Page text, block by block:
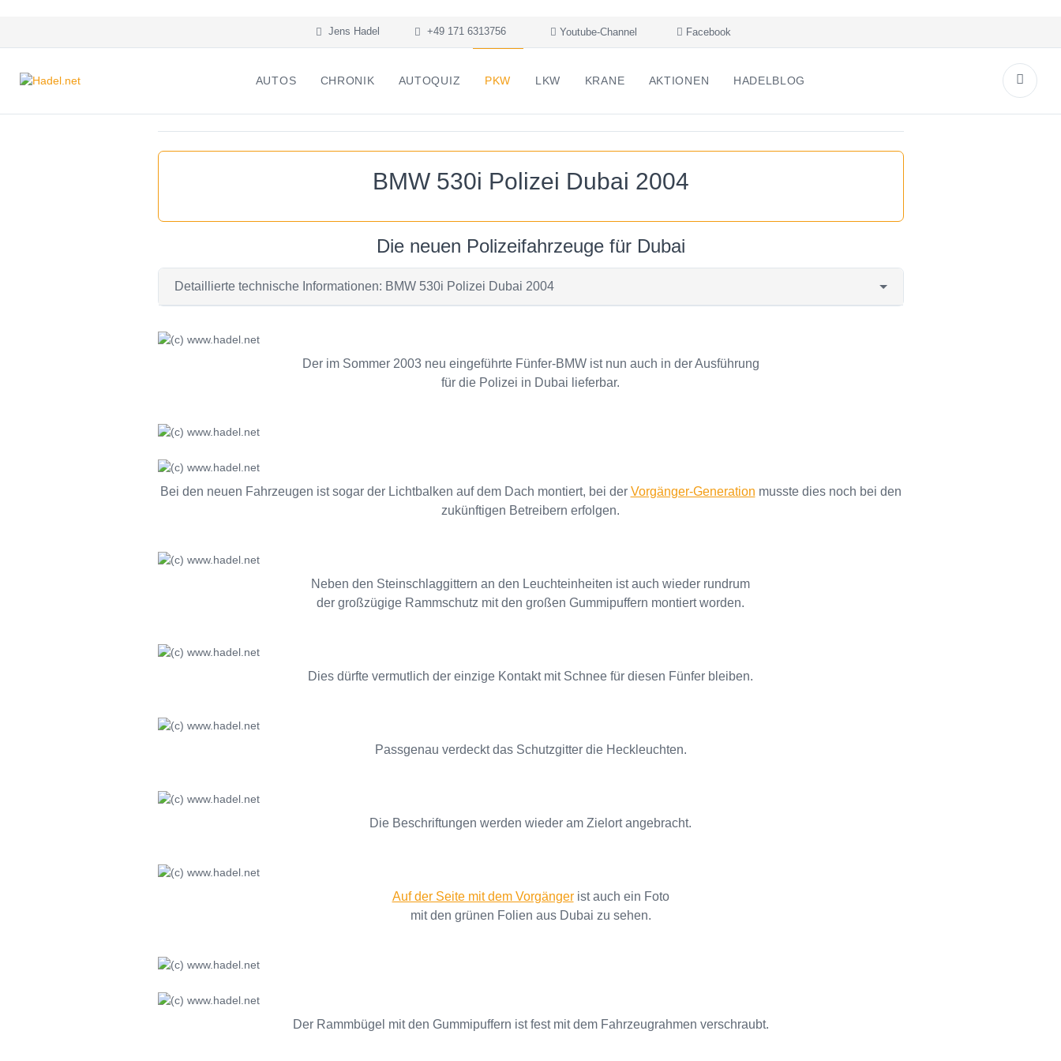
Jens Hadel +49 171 6313756 Youtube-Channel Facebook
AUTOS CHRONIK AUTOQUIZ PKW LKW KRANE AKTIONEN HADELBLOG
BMW 530i Polizei Dubai 2004
Die neuen Polizeifahrzeuge für Dubai
Detaillierte technische Informationen: BMW 530i Polizei Dubai 2004
Der im Sommer 2003 neu eingeführte Fünfer-BMW ist nun auch in der Ausführung
für die Polizei in Dubai lieferbar.
Bei den neuen Fahrzeugen ist sogar der Lichtbalken auf dem Dach montiert, bei der Vorgänger-Generation musste dies noch bei den
zukünftigen Betreibern erfolgen.
Neben den Steinschlaggittern an den Leuchteinheiten ist auch wieder rundrum
der großzügige Rammschutz mit den großen Gummipuffern montiert worden.
Dies dürfte vermutlich der einzige Kontakt mit Schnee für diesen Fünfer bleiben.
Passgenau verdeckt das Schutzgitter die Heckleuchten.
Die Beschriftungen werden wieder am Zielort angebracht.
Auf der Seite mit dem Vorgängerist auch ein Foto
mit den grünen Folien aus Dubai zu sehen.
Der Rammbügel mit den Gummipuffern ist fest mit dem Fahrzeugrahmen verschraubt.